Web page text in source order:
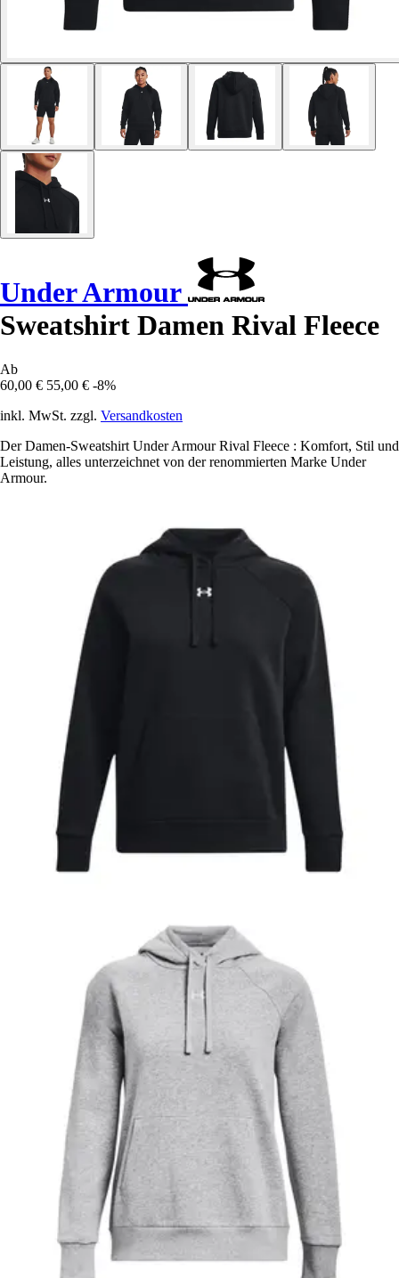
Under Armour
Sweatshirt Damen Rival Fleece
Ab
60,00 € 55,00 € -8%
inkl. MwSt. zzgl. Versandkosten
Der Damen-Sweatshirt Under Armour Rival Fleece : Komfort, Stil und
Leistung, alles unterzeichnet von der renommierten Marke Under
Armour.